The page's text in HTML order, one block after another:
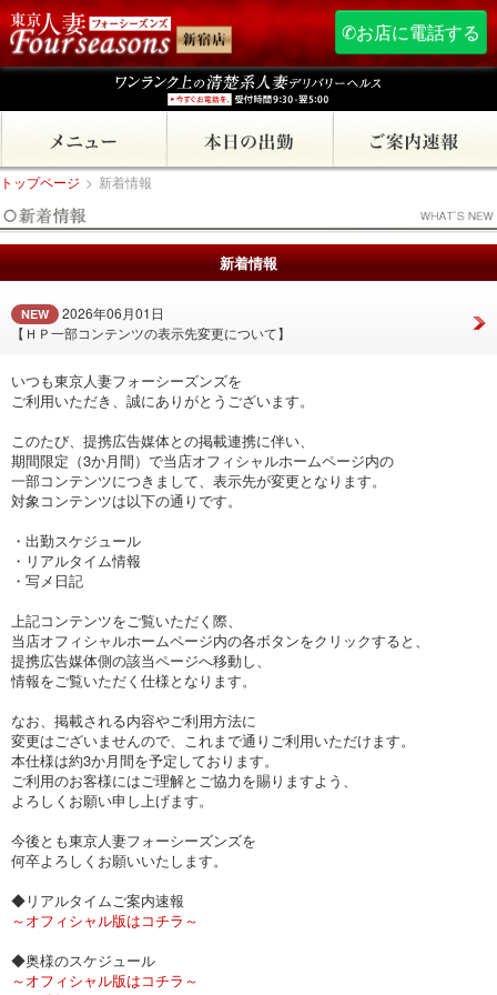
✆お店に電話する
トップページ > 新着情報
新着情報
NEW
2026年06月01日
【ＨＰ一部コンテンツの表示先変更について】
いつも東京人妻フォーシーズンズを
ご利用いただき、誠にありがとうございます。
このたび、提携広告媒体との掲載連携に伴い、
期間限定（3か月間）で当店オフィシャルホームページ内の
一部コンテンツにつきまして、表示先が変更となります。
対象コンテンツは以下の通りです。
・出勤スケジュール
・リアルタイム情報
・写メ日記
上記コンテンツをご覧いただく際、
当店オフィシャルホームページ内の各ボタンをクリックすると、
提携広告媒体側の該当ページへ移動し、
情報をご覧いただく仕様となります。
なお、掲載される内容やご利用方法に
変更はございませんので、これまで通りご利用いただけます。
本仕様は約3か月間を予定しております。
ご利用のお客様にはご理解とご協力を賜りますよう、
よろしくお願い申し上げます。
今後とも東京人妻フォーシーズンズを
何卒よろしくお願いいたします。
◆リアルタイムご案内速報
～オフィシャル版はコチラ～
◆奥様のスケジュール
～オフィシャル版はコチラ～